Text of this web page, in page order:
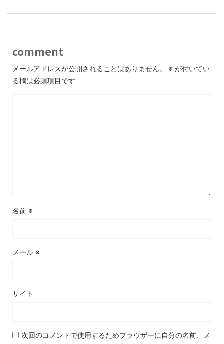
comment
メールアドレスが公開されることはありません。 ※ が付いてい
る欄は必須項目です
名前 ※
メール ※
サイト
次回のコメントで使用するためブラウザーに自分の名前、メ